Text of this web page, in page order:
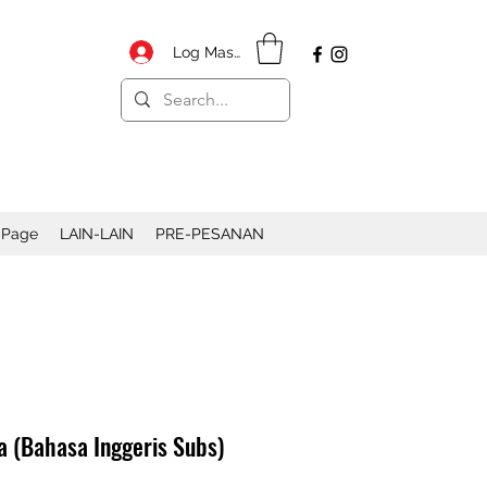
Log Masuk
LAIN-LAIN PRE-PESANAN
(Bahasa Inggeris Subs)